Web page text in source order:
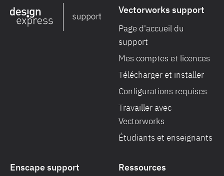
Vectorworks support
Page d'accueil du
support
Mes comptes et licences
Télécharger et installer
Configurations requises
Travailler avec
Vectorworks
Étudiants et enseignants
Enscape support Ressources